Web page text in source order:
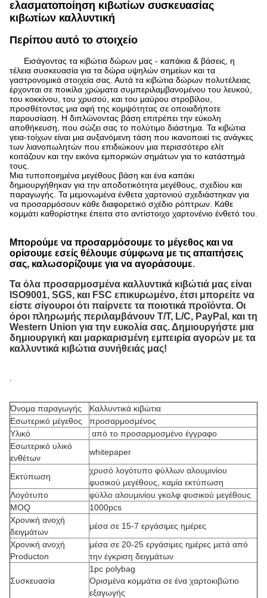
ελασματοποίηση κιβωτίων συσκευασίας
κιβωτίων καλλυντική
Περίπου αυτό το στοιχείο
Εισάγοντας τα κιβώτια δώρων μας - καπάκια & βάσεις, η
τέλεια συσκευασία για τα δώρα υψηλών σημείων και τα
γαστρονομικά στοιχεία σας. Αυτά τα κιβώτια δώρων πολυτέλειας
έρχονται σε ποικίλα χρώματα συμπεριλαμβανομένου του λευκού,
του κοκκίνου, του χρυσού, και του μαύρου στροβίλου,
προσθέτοντας μια αφή της κομψότητας σε οποιαδήποτε
παρουσίαση. Η διπλώνοντας βάση επιτρέπει την εύκολη
αποθήκευση, που σώζει σας το πολύτιμο διάστημα. Τα κιβώτια
γεια-τοίχων είναι μια αυξανόμενη τάση που ικανοποιεί τις ανάγκες
των λιανοπωλητών που επιδιώκουν μια περισσότερο ελίτ
κοιτάζουν και την εικόνα εμπορικών σημάτων για το κατάστημά
τους.
Μια τυποποιημένα μεγέθους βάση και ένα καπάκι
δημιουργήθηκαν για την αποδοτικότητα μεγέθους, σχεδίου και
παραγωγής. Τα μεμονωμένα ένθετα χαρτονιού σχεδιάστηκαν για
να προσαρμόσουν κάθε διαφορετικό σχέδιο ρόπτρων. Κάθε
κομμάτι καθορίστηκε έπειτα στο αντίστοιχο χαρτονένιο ένθετό του.
Μπορούμε να προσαρμόσουμε το μέγεθος και να
ορίσουμε εσείς θέλουμε σύμφωνα με τις απαιτήσεις
σας, καλωσορίζουμε για να αγοράσουμε.
Τα όλα προσαρμοσμένα καλλυντικά κιβώτιά μας είναι
ISO9001, SGS, και FSC επικυρωμένο, έτσι μπορείτε να
είστε σίγουροι ότι παίρνετε τα ποιοτικά προϊόντα. Οι
όροι πληρωμής περιλαμβάνουν T/T, L/C, PayPal, και τη
Western Union για την ευκολία σας. Δημιουργήστε μια
δημιουργική και μαρκαρισμένη εμπειρία αγορών με τα
καλλυντικά κιβώτια συνήθειάς μας!
Όνομα παραγωγής
Καλλυντικά κιβώτια
Εσωτερικό μέγεθος
προσαρμοσμένος
Υλικό
από το προσαρμοσμένο έγγραφο
Εσωτερικό υλικό
ενθέτων
whitepaper
Εκτύπωση
χρυσό λογότυπο φύλλων αλουμινίου
φυσικού μεγέθους, καμία εκτύπωση
Λογότυπο
φύλλο αλουμινίου γκολφ φυσικού μεγέθους
MOQ
1000pcs
Χρονική ανοχή
δειγμάτων
μέσα σε 15-7 εργάσιμες ημέρες
Χρονική ανοχή
Producton
μέσα σε 20-25 εργάσιμες ημέρες μετά από
την έγκριση δειγμάτων
Συσκευασία
1pc polybag
Ορισμένα κομμάτια σε ένα χαρτοκιβώτιο
εξαγωγής